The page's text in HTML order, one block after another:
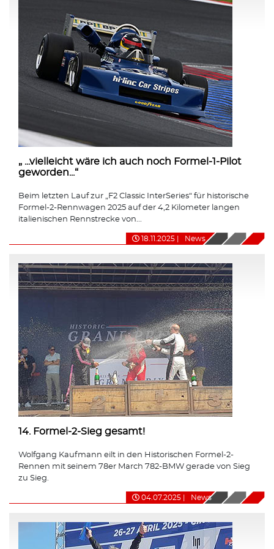
„ ...vielleicht wäre ich auch noch Formel-1-Pilot
geworden...“
Beim letzten Lauf zur „F2 Classic InterSeries“ für historische
Formel-2-Rennwagen 2025 auf der 4,2 Kilometer langen
italienischen Rennstrecke von...
18.11.2025 News
14. Formel-2-Sieg gesamt!
Wolfgang Kaufmann eilt in den Historischen Formel-2-
Rennen mit seinem 78er March 782-BMW gerade von Sieg
zu Sieg.
04.07.2025 News